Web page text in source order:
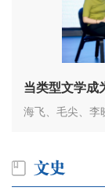
当类型文学成
海飞、毛尖、李